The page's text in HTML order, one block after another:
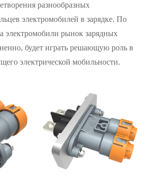
разнообразных
электромобилей в зарядке. По
электромобили рынок зарядных
будет играть решающую роль в
электрической мобильности.